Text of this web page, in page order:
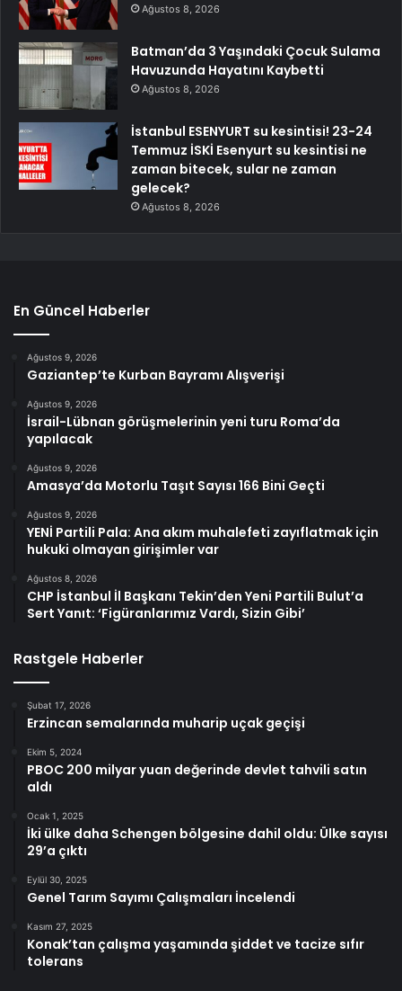
Ağustos 8, 2026
Batman’da 3 Yaşındaki Çocuk Sulama
Havuzunda Hayatını Kaybetti
Ağustos 8, 2026
İstanbul ESENYURT su kesintisi! 23-24
Temmuz İSKİ Esenyurt su kesintisi ne
zaman bitecek, sular ne zaman
gelecek?
Ağustos 8, 2026
En Güncel Haberler
Ağustos 9, 2026
Gaziantep’te Kurban Bayramı Alışverişi
Ağustos 9, 2026
İsrail-Lübnan görüşmelerinin yeni turu Roma’da
yapılacak
Ağustos 9, 2026
Amasya’da Motorlu Taşıt Sayısı 166 Bini Geçti
Ağustos 9, 2026
YENİ Partili Pala: Ana akım muhalefeti zayıflatmak için
hukuki olmayan girişimler var
Ağustos 8, 2026
CHP İstanbul İl Başkanı Tekin’den Yeni Partili Bulut’a
Sert Yanıt: ‘Figüranlarımız Vardı, Sizin Gibi’
Rastgele Haberler
Şubat 17, 2026
Erzincan semalarında muharip uçak geçişi
Ekim 5, 2024
PBOC 200 milyar yuan değerinde devlet tahvili satın
aldı
Ocak 1, 2025
İki ülke daha Schengen bölgesine dahil oldu: Ülke sayısı
29’a çıktı
Eylül 30, 2025
Genel Tarım Sayımı Çalışmaları İncelendi
Kasım 27, 2025
Konak’tan çalışma yaşamında şiddet ve tacize sıfır
tolerans